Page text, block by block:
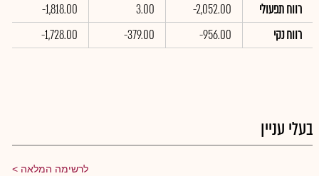
רווח תפעולי
-2,052.00
3.00
-1,818.00
רווח נקי
-956.00
-379.00
-1,728.00
בעלי עניין
לרשימה המלאה